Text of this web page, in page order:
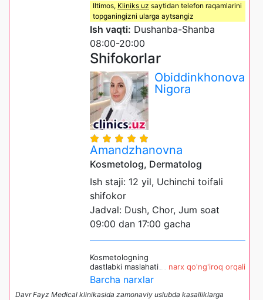
Iltimos, Kliniks uz saytidan telefon raqamlarini
topganingizni ularga aytsangiz
Ish vaqti: Dushanba-Shanba
08:00-20:00
Shifokorlar
Obiddinkhonova
Nigora
Amandzhanovna
Kosmetolog, Dermatolog
Ish staji: 12 yil, Uchinchi toifali
shifokor
Jadval: Dush, Chor, Jum soat
09:00 dan 17:00 gacha
Kosmetologning
dastlabki maslahati
narx qo'ng'iroq orqali
Barcha narxlar
Davr Fayz Medical klinikasida zamonaviy uslubda kasalliklarga